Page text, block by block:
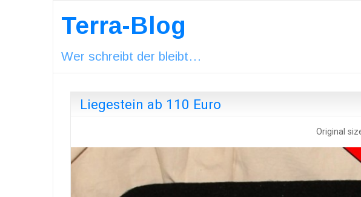
Terra-Blog
Wer schreibt der bleibt…
Liegestein ab 110 Euro
Original